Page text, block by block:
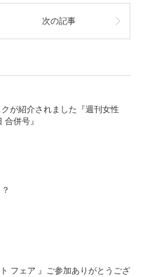
次の記事
が紹介されました『週刊女性
合併号』
フェア 』ご参加ありがとうござ